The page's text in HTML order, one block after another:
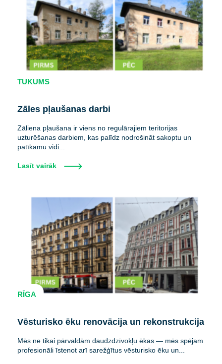
TUKUMS
Zāles pļaušanas darbi
Zāliena pļaušana ir viens no regulārajiem teritorijas
uzturēšanas darbiem, kas palīdz nodrošināt sakoptu un
patīkamu vidi...
Lasīt vairāk
RĪGA
Vēsturisko ēku renovācija un rekonstrukcija
Mēs ne tikai pārvaldām daudzdzīvokļu ēkas — mēs spējam
profesionāli īstenot arī sarežģītus vēsturisko ēku un...